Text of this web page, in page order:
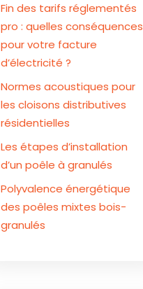
Fin des tarifs réglementés
pro : quelles conséquences
pour votre facture
d’électricité ?
Normes acoustiques pour
les cloisons distributives
résidentielles
Les étapes d’installation
d’un poêle à granulés
Polyvalence énergétique
des poêles mixtes bois-
granulés